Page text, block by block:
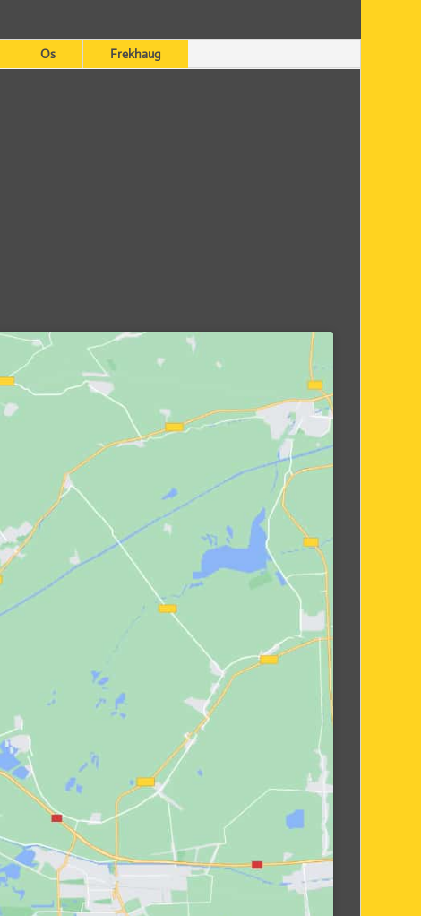
Os Frekhaug